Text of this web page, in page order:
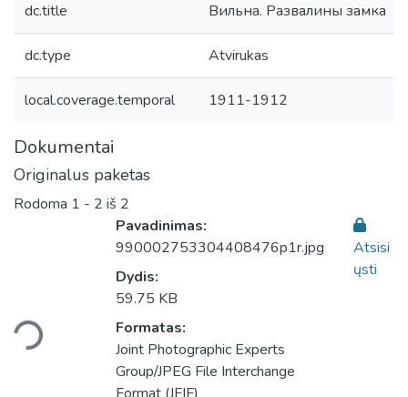
dc.title Вильна. Развалины замка
dc.type Atvirukas
local.coverage.temporal 1911-1912
Dokumentai
Originalus paketas
Rodoma 1 - 2 iš 2
Pavadinimas:
990002753304408476p1r.jpg
Dydis:
59.75 KB
Formatas:
Joint Photographic Experts
Group/JPEG File Interchange
Atsisi
ųsti